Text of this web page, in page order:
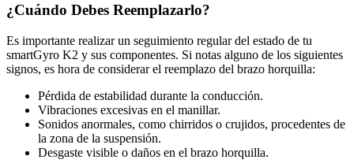
¿Cuándo Debes Reemplazarlo?
Es importante realizar un seguimiento regular del estado de tu
smartGyro K2 y sus componentes. Si notas alguno de los siguientes
signos, es hora de considerar el reemplazo del brazo horquilla:
Pérdida de estabilidad durante la conducción.
Vibraciones excesivas en el manillar.
Sonidos anormales, como chirridos o crujidos, procedentes de
la zona de la suspensión.
Desgaste visible o daños en el brazo horquilla.